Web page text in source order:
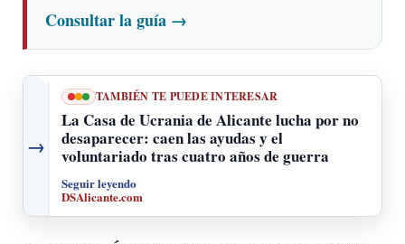
Consultar la guía →
→
TAMBIÉN TE PUEDE INTERESAR
La Casa de Ucrania de Alicante lucha por no
desaparecer: caen las ayudas y el
voluntariado tras cuatro años de guerra
Seguir leyendo
DSAlicante.com